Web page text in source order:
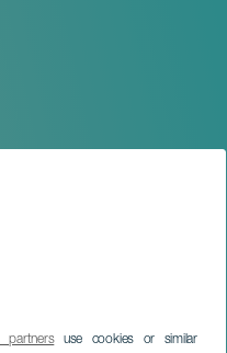
use cookies or similar